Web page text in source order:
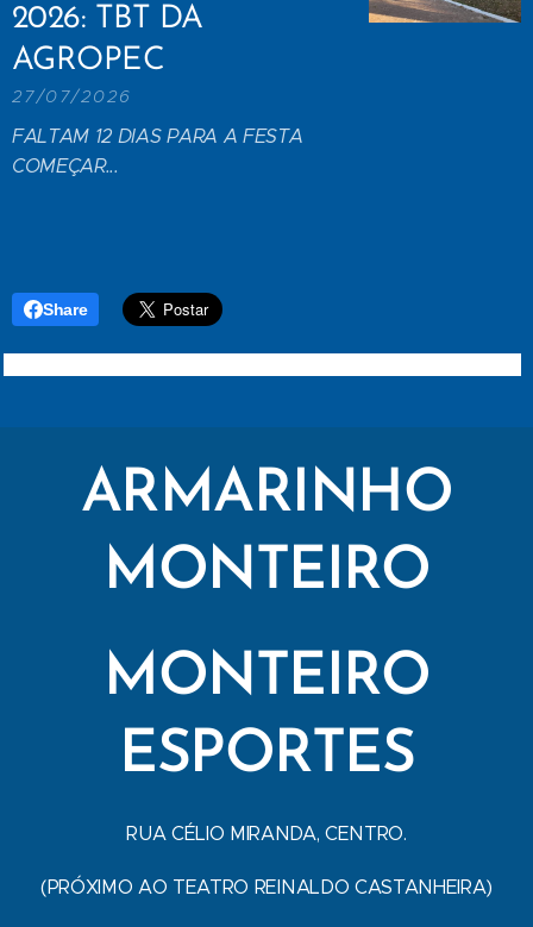
2026: TBT DA
AGROPEC
27/07/2026
FALTAM 12 DIAS PARA A FESTA
COMEÇAR...
Share
ARMARINHO
MONTEIRO
MONTEIRO
ESPORTES
RUA CÉLIO MIRANDA, CENTRO.
(PRÓXIMO AO TEATRO REINALDO CASTANHEIRA)